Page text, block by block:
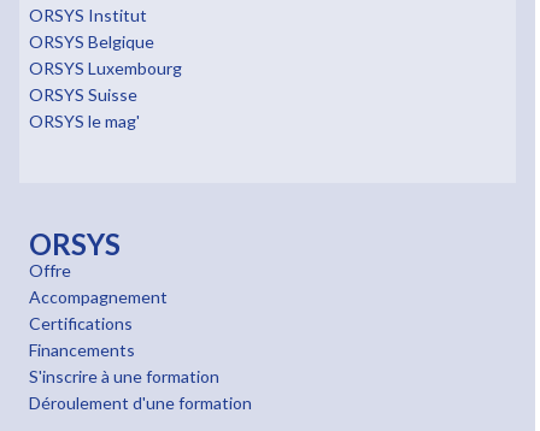
ORSYS Institut
ORSYS Belgique
ORSYS Luxembourg
ORSYS Suisse
ORSYS le mag'
ORSYS
Offre
Accompagnement
Certifications
Financements
S'inscrire à une formation
Déroulement d'une formation